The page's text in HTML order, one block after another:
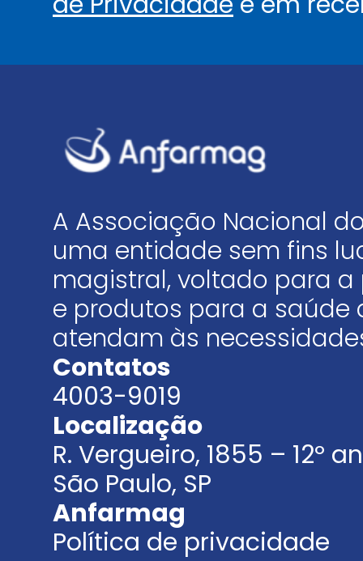
A Associação Nacional
uma entidade sem fins
magistral, voltado para
e produtos para a saúde
atendam às
Contatos
4003-9019
Localização
R. Vergueiro, 1855 – 12º
São Paulo, SP
Anfarmag
Política de privacidade